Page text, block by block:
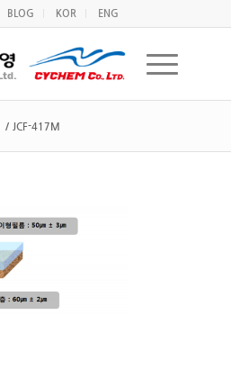
BLOG KOR ENG
/ JCF-417M